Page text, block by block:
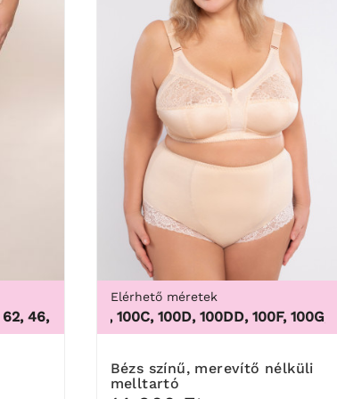
46, 48, 50, 52, 54, 56, 58, 60, 62
Elérhető méretek
100B, 100C, 100D, 100DD, 100F, 100G,
Bézs színű, merevítő nélküli
melltartó